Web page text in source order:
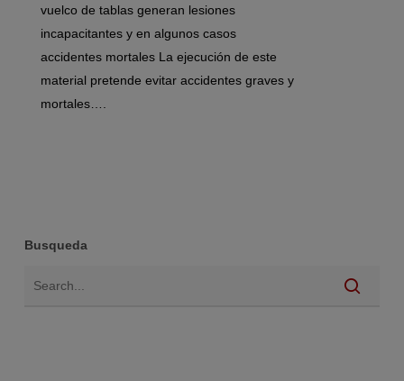
vuelco de tablas generan lesiones
incapacitantes y en algunos casos
accidentes mortales La ejecución de este
material pretende evitar accidentes graves y
mortales….
Busqueda